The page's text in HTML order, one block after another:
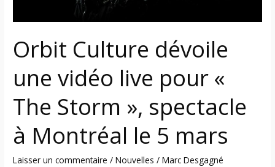
Orbit Culture dévoile
une vidéo live pour «
The Storm », spectacle
à Montréal le 5 mars
Laisser un commentaire /Nouvelles /Marc Desgagné
Storm
spectacle
Montréal
mars